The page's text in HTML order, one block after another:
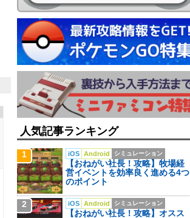
人気記事ランキング
1 iOS Android シミュレーション
【おねがい社長！攻略】牧場経
営イベントを効率良く進める4つ
のポイント
2 iOS Android シミュレーション
【おねがい社長！攻略】オスス